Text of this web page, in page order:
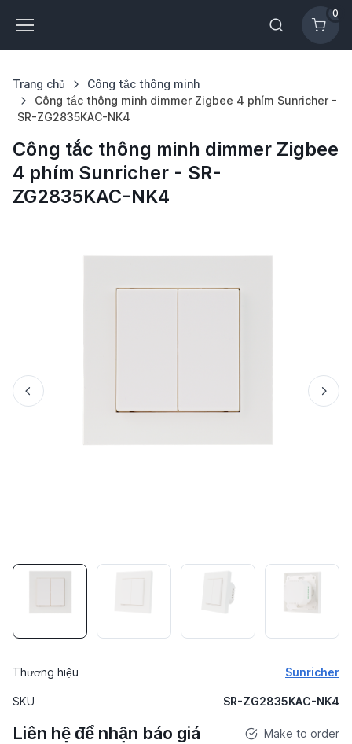
0
Trang chủ
Công tắc thông minh
Công tắc thông minh dimmer Zigbee 4 phím Sunricher -
SR-ZG2835KAC-NK4
Công tắc thông minh dimmer Zigbee
4 phím Sunricher - SR-
ZG2835KAC-NK4
Thương hiệu Sunricher
SKU SR-ZG2835KAC-NK4
Liên hệ để nhận báo giá Make to order